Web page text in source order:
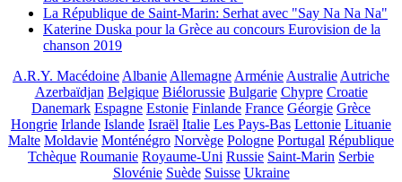
La République de Saint-Marin: Serhat avec "Say Na Na Na"
Katerine Duska pour la Grèce au concours Eurovision de la
chanson 2019
A.R.Y. MacédoineAlbanieAllemagneArménieAustralieAutriche
Azerbaïdjan Belgique Biélorussie Bulgarie Chypre Croatie
Danemark Espagne Estonie Finlande France Géorgie Grèce
Hongrie Irlande Islande Israël Italie Les Pays-Bas Lettonie Lituanie
Malte Moldavie Monténégro Norvège Pologne Portugal République
Tchèque Roumanie Royaume-Uni Russie Saint-Marin Serbie
Slovénie Suède Suisse Ukraine